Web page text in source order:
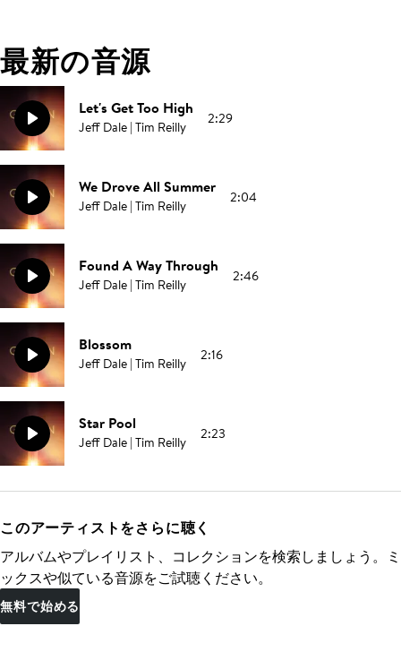
最新の音源
Let's Get Too High
Jeff Dale | Tim Reilly 2:29
We Drove All Summer
Jeff Dale | Tim Reilly 2:04
Found A Way Through
Jeff Dale | Tim Reilly 2:46
Blossom
Jeff Dale | Tim Reilly 2:16
Star Pool
Jeff Dale | Tim Reilly 2:23
このアーティストをさらに聴く
アルバムやプレイリスト、コレクションを検索しましょう。ミ
ックスや似ている音源をご試聴ください。
無料で始める